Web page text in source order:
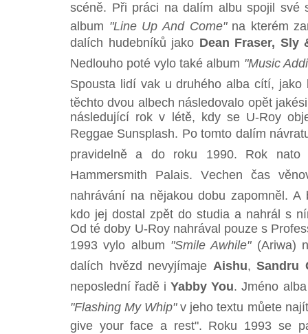
scéně. Při práci na dalím albu spojil
album "Line Up And Come" na kterém
dalích hudebníků jako Dean Fraser, Sly
Nedlouho poté vylo také album "Music
Spousta lidí vak u druhého alba cítí, jako
těchto dvou albech následovalo opět
následující rok v létě, kdy se U-Roy
Reggae Sunsplash. Po tomto dalím
pravidelně a do roku 1990. Rok
Hammersmith Palais. Vechen čas
nahrávání na nějakou dobu zapomněl. A
kdo jej dostal zpět do studia a nahrál s
Od té doby U-Roy nahrával pouze s
1993 vylo album "Smile Awhile"(Ariwa)
dalích hvězd nevyjímaje Aishu,Sandru
neposlední řadě iYabby You. Jméno
"Flashing My Whip"v jeho textu můete
give your face a rest". Roku 1993 se